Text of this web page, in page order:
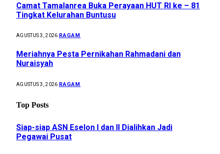
Camat Tamalanrea Buka Perayaan HUT RI ke – 81
Tingkat Kelurahan Buntusu
AGUSTUS 3, 2026 RAGAM
Meriahnya Pesta Pernikahan Rahmadani dan
Nuraisyah
AGUSTUS 3, 2026 RAGAM
Top Posts
Siap-siap ASN Eselon I dan II Dialihkan Jadi
Pegawai Pusat